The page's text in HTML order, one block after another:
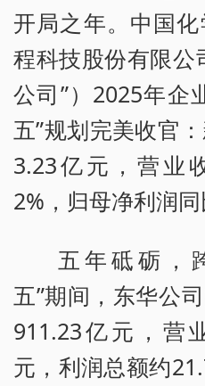
开局之年。中国
程科技股份有限公
公司”）2025年企
五”规划完美收官
3.23亿元，营业
2%，归母净利润同
五年砥砺，
五”期间，东华公
911.23亿元，营
元，利润总额约